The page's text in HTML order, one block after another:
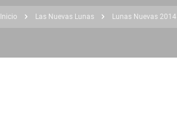
Inicio Las Nuevas Lunas Lunas Nuevas 2014